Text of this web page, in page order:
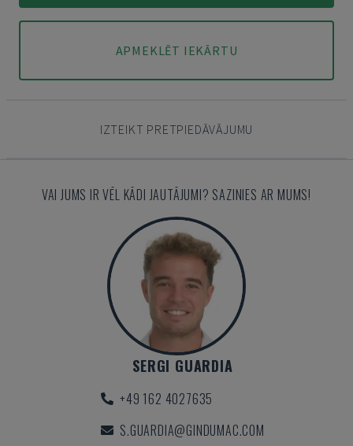
APMEKLĒT IEKĀRTU
IZTEIKT PRETPIEDĀVĀJUMU
VAI JUMS IR VĒL KĀDI JAUTĀJUMI? SAZINIES AR MUMS!
SERGI GUARDIA
+49 162 4027635
S.GUARDIA@GINDUMAC.COM